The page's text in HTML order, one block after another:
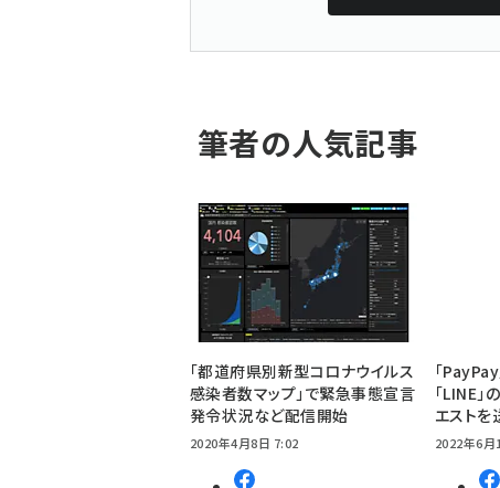
筆者の人気記事
「都道府県別新型コロナウイルス
感染者数マップ」で緊急事態宣言
発令状況など配信開始
2020年4月8日 7:02
「
「LINE」
エスト
2022年6月